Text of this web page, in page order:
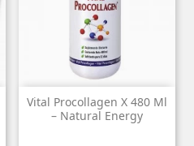
Vital Procollagen X 480 Ml
– Natural Energy